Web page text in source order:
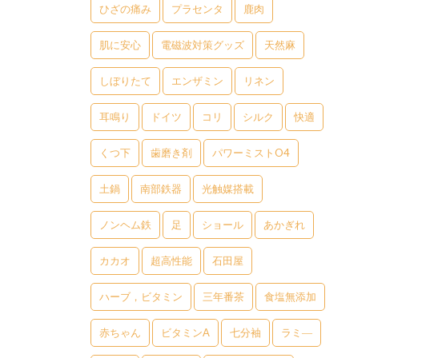
ひざの痛み プラセンタ 鹿肉
肌に安心 電磁波対策グッズ 天然麻
しぼりたて エンザミン リネン
耳鳴り ドイツ コリ シルク 快適
くつ下 歯磨き剤 パワーミストO4
土鍋 南部鉄器 光触媒搭載
ノンヘム鉄 足 ショール あかぎれ
カカオ 超高性能 石田屋
ハーブ，ビタミン 三年番茶 食塩無添加
赤ちゃん ビタミンA 七分袖 ラミ―